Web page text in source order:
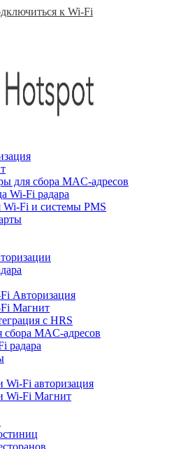
к Wi-Fi
для сбора MAC-адресов
Wi-Fi радара
Wi-Fi и системы PMS
Авторизация
Магнит
с HRS
сбора MAC-адресов
радара
Wi-Fi авторизация
Wi-Fi Магнит